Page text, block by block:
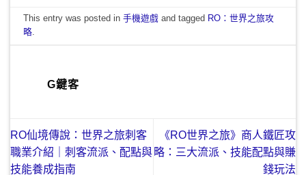
This entry was posted in手機遊戲 and tagged RO：世界之旅攻
略.
G鍵客
RO仙境傳說：世界之旅刺客
職業介紹｜刺客流派、配點與
技能養成指南
《RO世界之旅》商人鐵匠攻
略：三大流派、技能配點與賺
錢玩法